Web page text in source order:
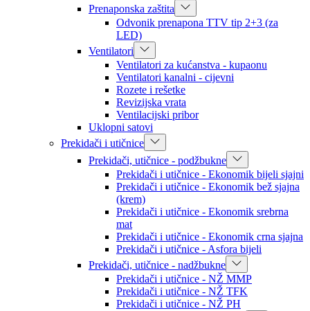
Prenaponska zaštita
Odvonik prenapona TTV tip 2+3 (za
LED)
Ventilatori
Ventilatori za kućanstva - kupaonu
Ventilatori kanalni - cijevni
Rozete i rešetke
Revizijska vrata
Ventilacijski pribor
Uklopni satovi
Prekidači i utičnice
Prekidači, utičnice - podžbukne
Prekidači i utičnice - Ekonomik bijeli sjajni
Prekidači i utičnice - Ekonomik bež sjajna
(krem)
Prekidači i utičnice - Ekonomik srebrna
mat
Prekidači i utičnice - Ekonomik crna sjajna
Prekidači i utičnice - Asfora bijeli
Prekidači, utičnice - nadžbukne
Prekidači i utičnice - NŽ MMP
Prekidači i utičnice - NŽ TFK
Prekidači i utičnice - NŽ PH